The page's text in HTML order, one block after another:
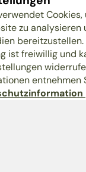
seiner
zur Analyse
werden diese in
gesondert
erhebt und
Server-
an uns
URL
Rechners
zu analysieren
bereitzustellen.
ist freiwillig und
entnehmen